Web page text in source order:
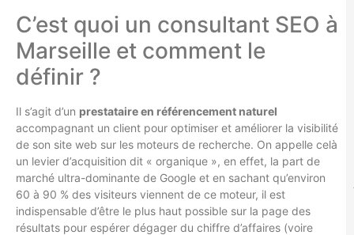
C’est quoi un consultant SEO à
Marseille et comment le
définir ?
Il s’agit d’un prestataire en référencement naturel
accompagnant un client pour optimiser et améliorer la visibilité
de son site web sur les moteurs de recherche. On appelle celà
un levier d’acquisition dit « organique », en effet, la part de
marché ultra-dominante de Google et en sachant qu’environ
60 à 90 % des visiteurs viennent de ce moteur, il est
indispensable d’être le plus haut possible sur la page des
résultats pour espérer dégager du chiffre d’affaires (voire